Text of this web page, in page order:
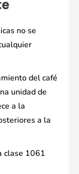
no se
del café
unidad de
a la
a la
clase 1061